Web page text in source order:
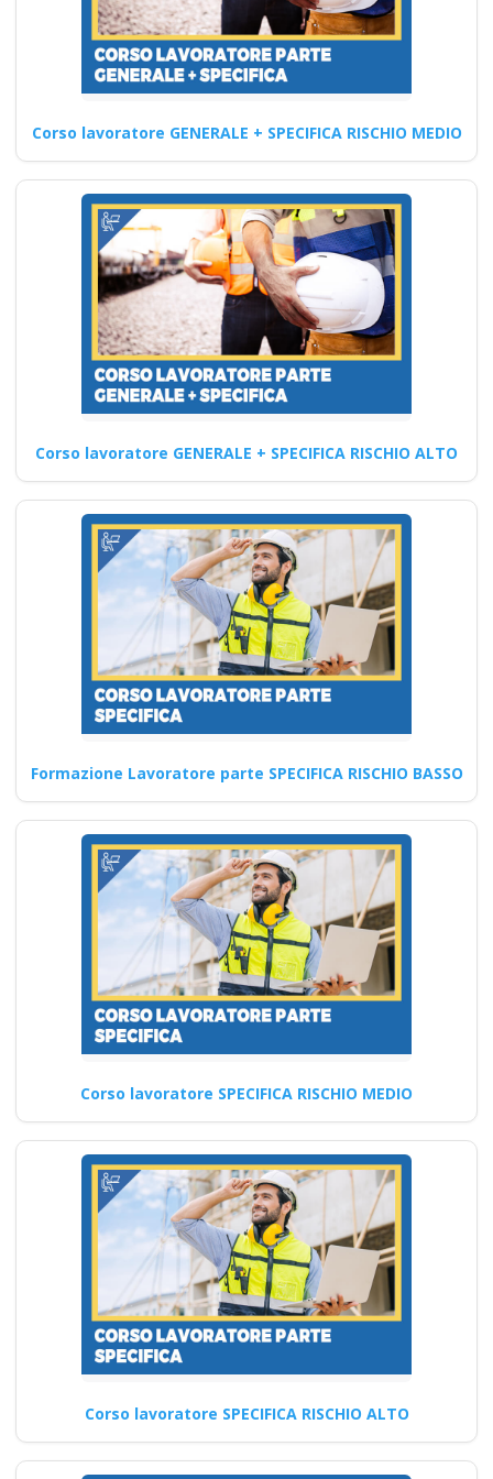
Continua
Sicurezza e
prevenzione degli
infortuni: Formazione
sulla sicurezza sul
lavoro per i gestori di
campeggi
Corso specifico per lavoratori
esposti a pericoli Corso
Continua
Quali sono le
competenze di
resilienza che potrò
acquisire
partecipando ai
lavoro del prossimo
anno?
Aggiornamento corsi RLS:
Sicurezza sul lavoro in
evoluzione nel 2025 Nuovo
accordo…
Continua
Formatori Sicurezza
sul Lavoro: Le ultime
tendenze nella
formazione Nuovo
accordo stato
regioni 2025 realtà
virtuale app
formatori docenti
rspp rls rlst preposto
formativo seminari
gratuiti più
Corso lavoratore GENERALE + SPECIFICA RISCHIO MEDIO
Corso lavoratore GENERALE + SPECIFICA RISCHIO ALTO
Formazione Lavoratore parte SPECIFICA RISCHIO BASSO
Corso lavoratore SPECIFICA RISCHIO MEDIO
Corso lavoratore SPECIFICA RISCHIO ALTO